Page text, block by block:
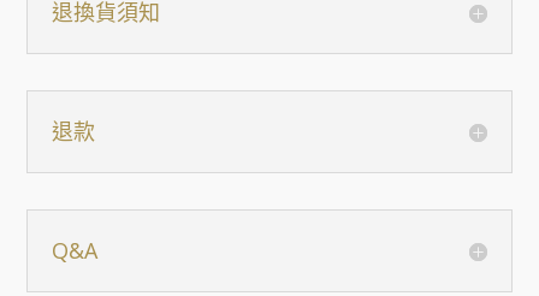
退換貨須知
退款
Q&A